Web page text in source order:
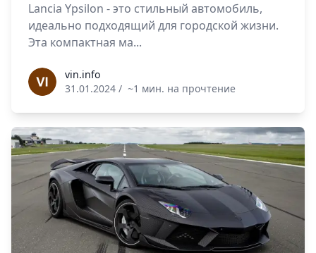
Lancia Ypsilon - это стильный автомобиль,
идеально подходящий для городской жизни.
Эта компактная ма...
vin.infovin.info
31.01.2024 / ~1 мин. на прочтение